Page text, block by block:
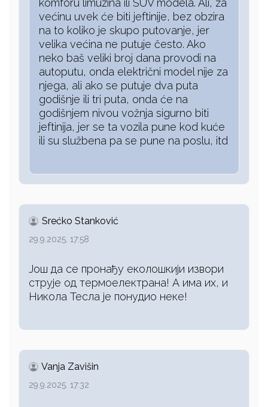
komforu limuzina ili SUV modela. Ali, za
većinu uvek će biti jeftinije, bez obzira
na to koliko je skupo putovanje, jer
velika većina ne putuje često. Ako
neko baš veliki broj dana provodi na
autoputu, onda električni model nije za
njega, ali ako se putuje dva puta
godišnje ili tri puta, onda će na
godišnjem nivou vožnja sigurno biti
jeftinija, jer se ta vozila pune kod kuće
ili su službena pa se pune na poslu, itd
Srećko Stanković
29.9.2025. 17:58
Још да се пронађу еколошкији извори
струје од термоелектрана! А има их, и
Никола Тесла је понудио неке!
Vanja Zavišin
29.9.2025. 17:32